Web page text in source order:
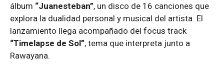
álbum “Juanesteban”, un disco de 16 canciones que
explora la dualidad personal y musical del artista. El
lanzamiento llega acompañado del focus track
“Timelapse de Sol”, tema que interpreta junto a
Rawayana.